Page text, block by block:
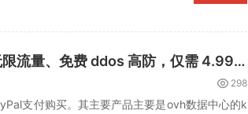
wishosting 法国 vps 促销：大硬盘、无限流量、免费 ddos 高防，仅需 4.99 美元/月
298
支付购买。其主要产品主要是ovh数据中心的k